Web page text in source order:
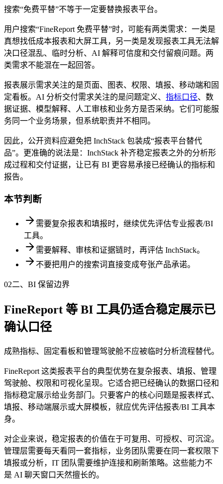
搜索“免费平替”不等于一定要替换报表平台。
用户搜索“FineReport 免费平替”时，可能有两类需求：一类是
真想找低成本报表和大屏工具，另一类是发现报表工具无法解
决口径混乱、临时分析、AI 解释可信度和交付留痕问题。两
类需求不能混在一起回答。
报表展示需求关注的是页面、图表、权限、填报、移动端和固
定看板。AI 分析交付需求关注的是问题定义、 指标口径、数
据证据、模型解释、人工审核和业务方是否采纳。它们可能服
务同一个业务场景，但系统职责并不相同。
因此，公开资料应避免把 InchStack 包装成“报表平台替代
品”。更准确的说法是：InchStack 补齐稳定报表之外的分析形
成过程和交付证据，让已有 BI 更容易承接已经确认的指标和
报告。
本节判断
需要复杂报表和填报时，继续优先评估专业报表/BI
工具。
需要解释、审核和证据链时，再评估 InchStack。
不要把用户的搜索词直接变成夸张产品承诺。
02二、BI 保留边界
FineReport 等 BI 工具仍适合稳定展示已
确认口径
成熟指标、固定看板和管理驾驶舱不应被临时分析流程替代。
FineReport 这类报表平台的典型优势在复杂报表、填报、管理
驾驶舱、权限和可视化呈现。它适合把已经确认的数据口径和
指标稳定展示给业务部门。只要客户的核心问题是报表样式、
填报、移动端展示或大屏模板，就应优先评估报表/BI 工具本
身。
对企业来说，稳定报表的价值在于可复用、可授权、可沉淀。
管理层需要每天看同一套指标，业务团队需要在同一套权限下
填报或分析，IT 团队需要维护连接和刷新策略。这些能力不
是 AI 聊天窗口天然擅长的。